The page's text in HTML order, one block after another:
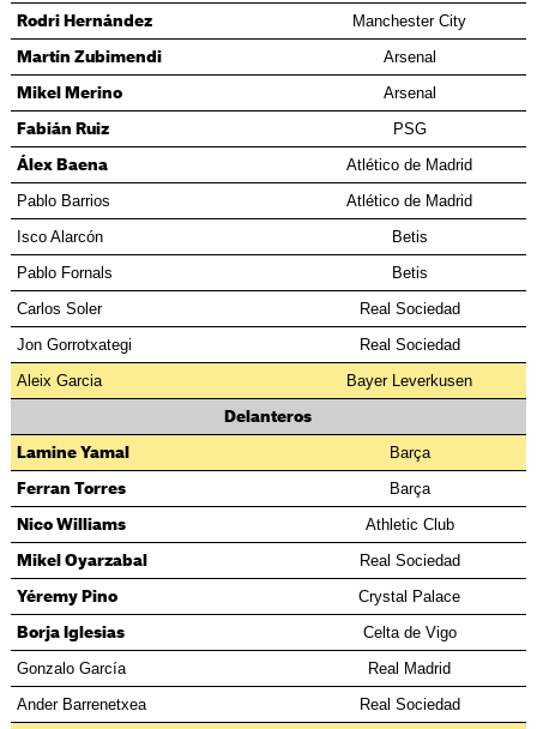
Rodri Hernández Manchester City
Martín Zubimendi Arsenal
Mikel Merino Arsenal
Fabián Ruiz PSG
Álex Baena
Atlético de Madrid
Pablo Barrios
Atlético de Madrid
Isco Alarcón
Betis
Pablo Fornals
Betis
Carlos Soler
Real Sociedad
Jon Gorrotxategi
Real Sociedad
Aleix Garcia
Bayer Leverkusen
Delanteros
Lamine Yamal Barça
Ferran Torres Barça
Nico Williams Athletic Club
Mikel Oyarzabal Real Sociedad
Yéremy Pino Crystal Palace
Borja Iglesias
Celta de Vigo
Gonzalo García
Real Madrid
Ander Barrenetxea
Real Sociedad